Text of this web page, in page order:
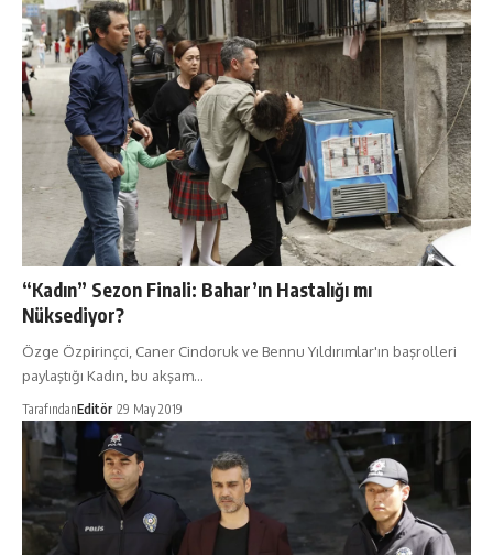
“Kadın” Sezon Finali: Bahar’ın Hastalığı mı
Nüksediyor?
Özge Özpirinçci, Caner Cindoruk ve Bennu Yıldırımlar'ın başrolleri
paylaştığı Kadın, bu akşam…
TarafındanEditör 29 May 2019